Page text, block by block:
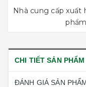
Nhà cung cấp xuất
CHI TIẾT SẢN PHẨM
ĐÁNH GIÁ SẢN